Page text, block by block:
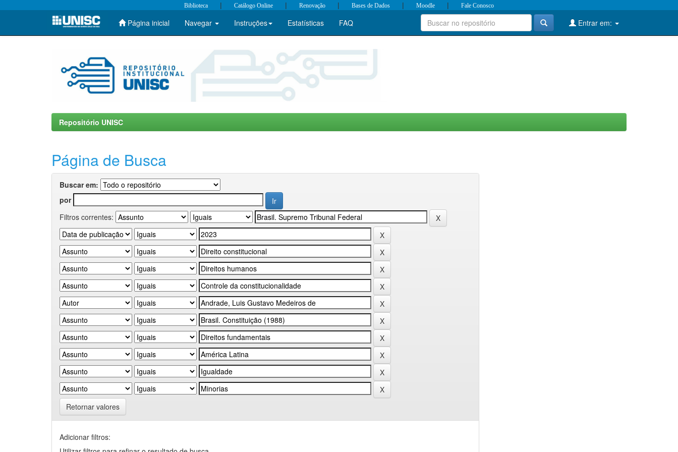
Skip
Biblioteca | Catálogo Online | Renovação | Bases de Dados | Moodle | Fale Conosco
Página inicial Navegar Instruções Estatísticas FAQ Entrar em:
Repositório UNISC
Página de Busca
Buscar em:
por
Filtros correntes:
Retornar valores
Adicionar filtros: